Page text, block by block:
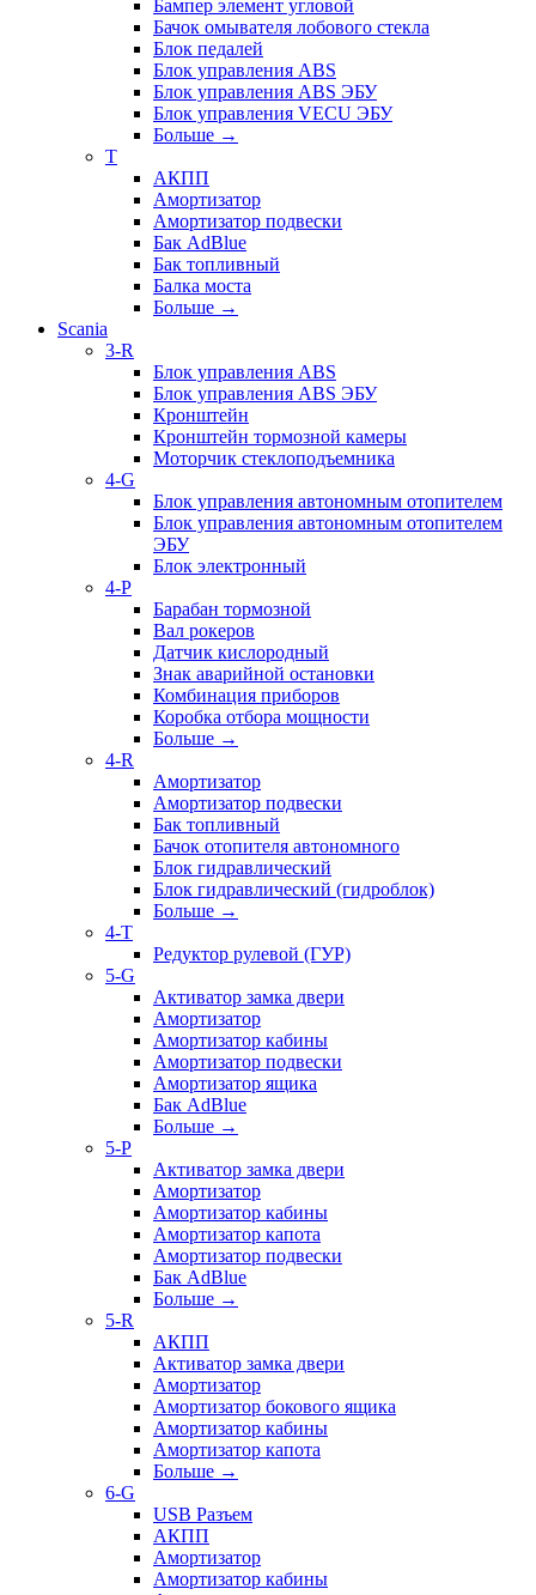
Бампер элемент угловой
Бачок омывателя лобового стекла
Блок педалей
Блок управления ABS
Блок управления ABS ЭБУ
Блок управления VECU ЭБУ
Больше →
T
АКПП
Амортизатор
Амортизатор подвески
Бак AdBlue
Бак топливный
Балка моста
Больше →
Scania
3-R
Блок управления ABS
Блок управления ABS ЭБУ
Кронштейн
Кронштейн тормозной камеры
Моторчик стеклоподъемника
4-G
Блок управления автономным отопителем
Блок управления автономным отопителем
ЭБУ
Блок электронный
4-P
Барабан тормозной
Вал рокеров
Датчик кислородный
Знак аварийной остановки
Комбинация приборов
Коробка отбора мощности
Больше →
4-R
Амортизатор
Амортизатор подвески
Бак топливный
Бачок отопителя автономного
Блок гидравлический
Блок гидравлический (гидроблок)
Больше →
4-T
Редуктор рулевой (ГУР)
5-G
Активатор замка двери
Амортизатор
Амортизатор кабины
Амортизатор подвески
Амортизатор ящика
Бак AdBlue
Больше →
5-P
Активатор замка двери
Амортизатор
Амортизатор кабины
Амортизатор капота
Амортизатор подвески
Бак AdBlue
Больше →
5-R
АКПП
Активатор замка двери
Амортизатор
Амортизатор бокового ящика
Амортизатор кабины
Амортизатор капота
Больше →
6-G
USB Разъем
АКПП
Амортизатор
Амортизатор кабины